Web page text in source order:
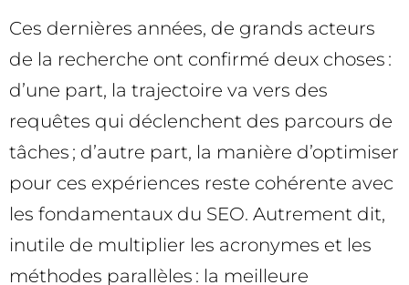
Ces dernières années, de grands acteurs
de la recherche ont confirmé deux choses :
d’une part, la trajectoire va vers des
requêtes qui déclenchent des parcours de
tâches ; d’autre part, la manière d’optimiser
pour ces expériences reste cohérente avec
les fondamentaux du SEO. Autrement dit,
inutile de multiplier les acronymes et les
méthodes parallèles : la meilleure